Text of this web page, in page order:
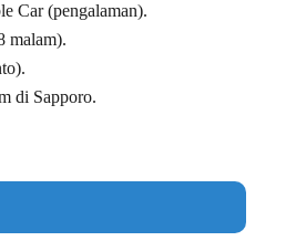
Car (pengalaman).
malam).
di Sapporo.